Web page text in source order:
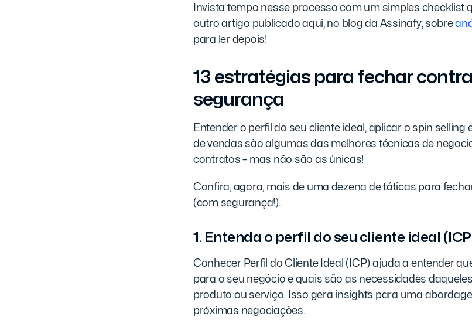
Invista tempo nesse processo com um simples checklist
outro artigo publicado aqui, no blog da Assinafy, sobre
para ler depois!
13 estratégias para fechar
segurança
Entender o perfil do seu cliente ideal, aplicar o spin selling
de vendas são algumas das melhores técnicas de
contratos – mas não são as únicas!
Confira, agora, mais de uma dezena de táticas para
(com segurança!).
1. Entenda o perfil do seu cliente ideal
Conhecer Perfil do Cliente Ideal (ICP) ajuda a entender
para o seu negócio e quais são as necessidades
produto ou serviço. Isso gera insights para uma
próximas negociações.